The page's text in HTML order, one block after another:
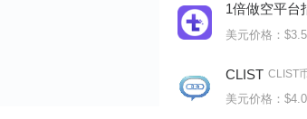
1倍做空平台
美元价格：
CLIST CLIST
美元价格：